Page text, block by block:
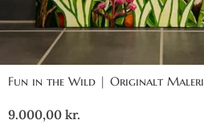
Fun in the Wild | Originalt Maleri
9.000,00 kr.